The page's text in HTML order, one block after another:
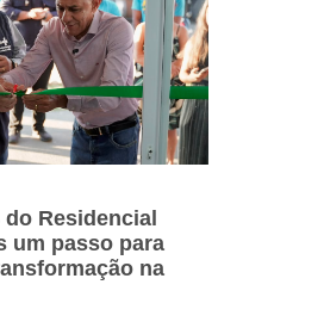
Residencial
um passo para
na